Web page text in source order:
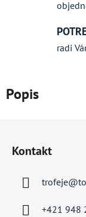
radi
Popis
Kontakt
trofeje@
+421 948